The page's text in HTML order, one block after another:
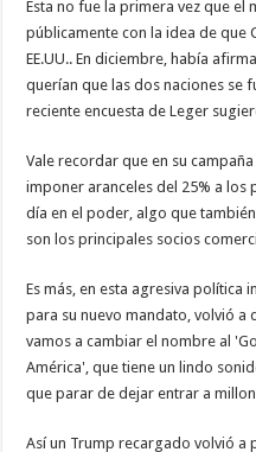
Esta no fue la primera vez que
públicamente con la idea de que
EE.UU.. En diciembre, había
querían que las dos naciones se
reciente encuesta de Leger
Vale recordar que en su
imponer aranceles del 25% a los
día en el poder, algo que
son los principales socios
Es más, en esta agresiva política
para su nuevo mandato, volvió a
vamos a cambiar el nombre al
América', que tiene un lindo
que parar de dejar entrar a
Así un Trump recargado volvió a